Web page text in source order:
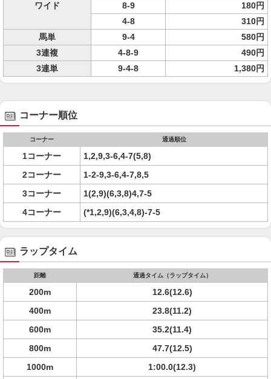
ワイド
8-9
180円
4-8
310円
馬単
9-4
580円
3連複
4-8-9
490円
3連単
9-4-8 1,380円
コーナー順位
コーナー 通過順位
1コーナー
1,2,9,3-6,4-7(5,8)
2コーナー
1-2-9,3-6,4-7,8,5
3コーナー
1(2,9)(6,3,8)4,7-5
4コーナー
(*1,2,9)(6,3,4,8)-7-5
ラップタイム
距離 通過タイム（ラップタイム）
200m
12.6(12.6)
400m
23.8(11.2)
600m
35.2(11.4)
800m
47.7(12.5)
1000m
1:00.0(12.3)